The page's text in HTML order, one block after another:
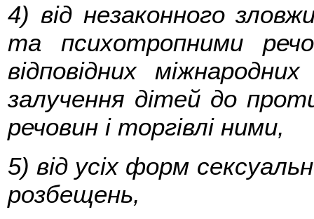
4) від незаконного
та психотропними
відповідних
залучення дітей до
речовин і торгівлі ними,
5) від усіх форм
розбещень,